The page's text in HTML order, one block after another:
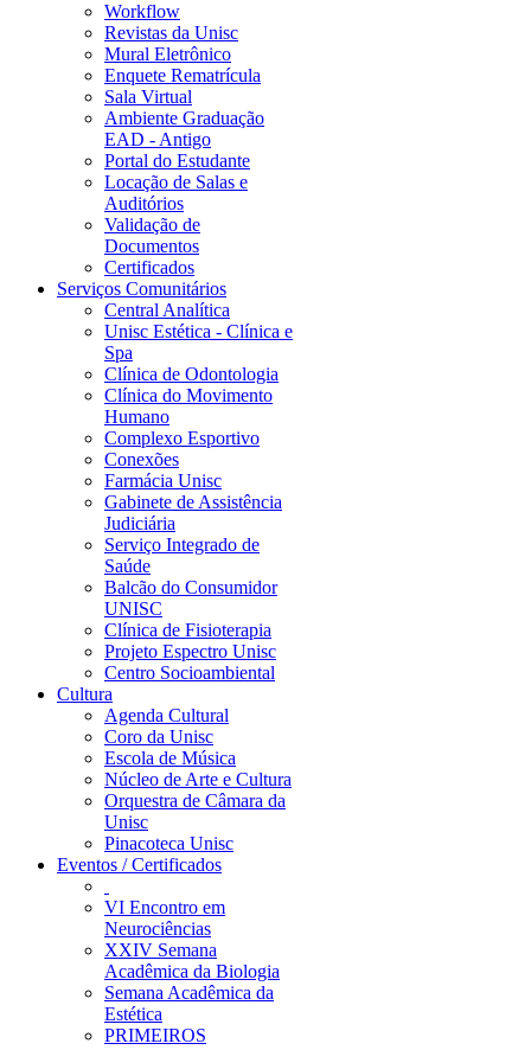
Workflow
Revistas da Unisc
Mural Eletrônico
Enquete Rematrícula
Sala Virtual
Ambiente Graduação
EAD - Antigo
Portal do Estudante
Locação de Salas e
Auditórios
Validação de
Documentos
Certificados
Serviços Comunitários
Central Analítica
Unisc Estética - Clínica e
Spa
Clínica de Odontologia
Clínica do Movimento
Humano
Complexo Esportivo
Conexões
Farmácia Unisc
Gabinete de Assistência
Judiciária
Serviço Integrado de
Saúde
Balcão do Consumidor
UNISC
Clínica de Fisioterapia
Projeto Espectro Unisc
Centro Socioambiental
Cultura
Agenda Cultural
Coro da Unisc
Escola de Música
Núcleo de Arte e Cultura
Orquestra de Câmara da
Unisc
Pinacoteca Unisc
Eventos / Certificados
VI Encontro em
Neurociências
XXIV Semana
Acadêmica da Biologia
Semana Acadêmica da
Estética
PRIMEIROS